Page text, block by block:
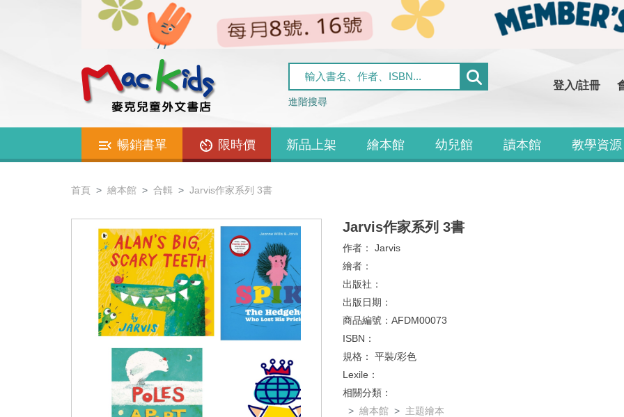
進階搜尋
登入/註冊
暢銷書單 限時價 新品上架 繪本館 幼兒館 讀本館 教學資源
首頁 繪本館 合輯 Jarvis作家系列 3書
Jarvis作家系列 3書
作者： Jarvis
繪者：
出版社：
出版日期：
商品編號： AFDM00073
ISBN：
規格： 平裝/彩色
Lexile：
相關分類：
繪本館
主題繪本